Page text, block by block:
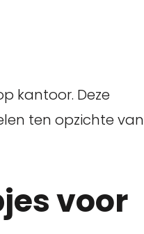
kantoor. Deze
ten opzichte van
voor